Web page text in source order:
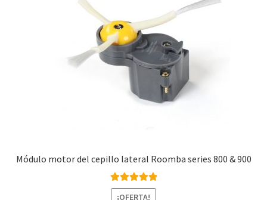
Módulo motor del cepillo lateral Roomba series 800 & 900
Valorado con
¡OFERTA!